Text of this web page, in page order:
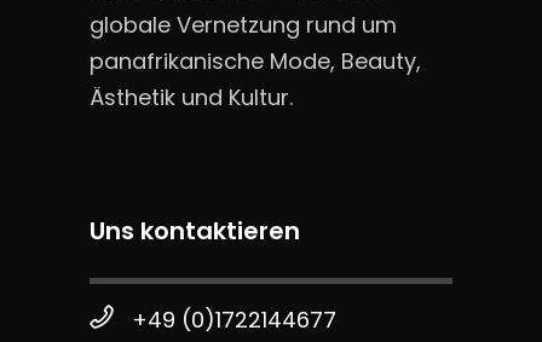
globale Vernetzung rund um
panafrikanische Mode, Beauty,
Ästhetik und Kultur.
Uns kontaktieren
+49 (0)1722144677